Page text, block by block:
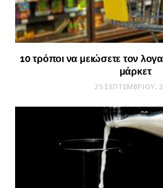
10 τρόποι να μειώσετε τον
μάρκετ
25 ΣΕΠΤΕΜΒΡΊΟΥ,